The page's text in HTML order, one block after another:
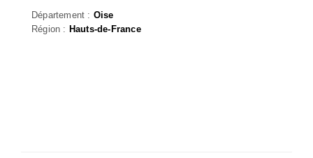
Département : Oise
Région : Hauts-de-France